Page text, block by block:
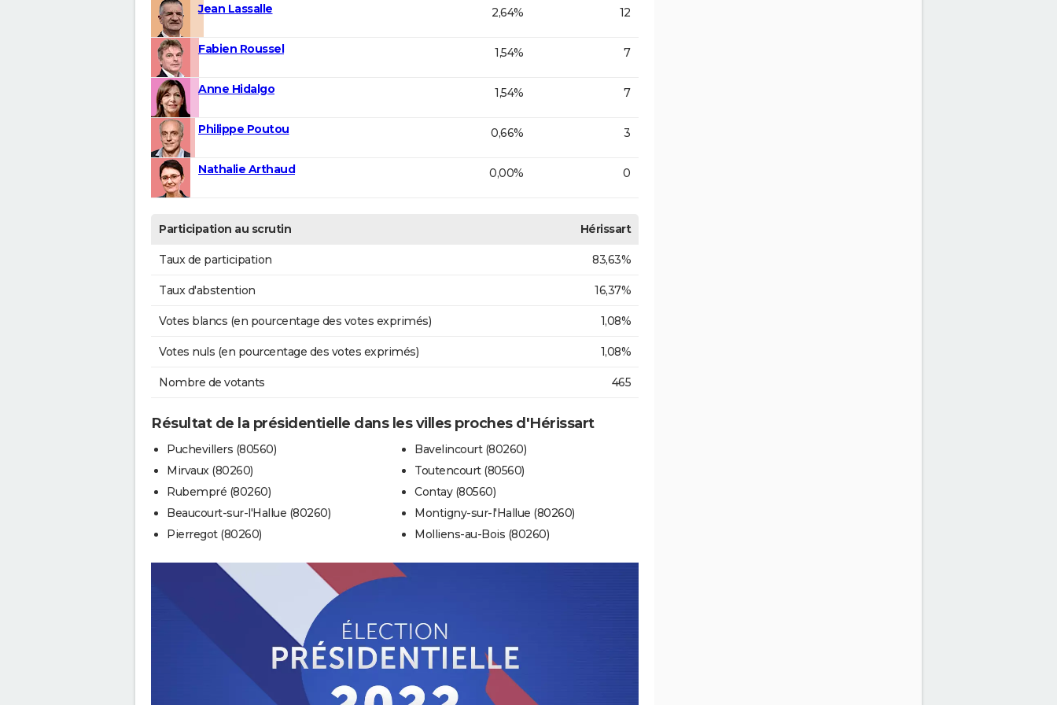
Jean Lassalle 2,64% 12
Fabien Roussel 1,54% 7
Anne Hidalgo 1,54% 7
Philippe Poutou 0,66% 3
Nathalie Arthaud 0,00% 0
Participation au scrutin Hérissart
Taux de participation 83,63%
Taux d'abstention 16,37%
Votes blancs (en pourcentage des votes exprimés) 1,08%
Votes nuls (en pourcentage des votes exprimés) 1,08%
Nombre de votants 465
Résultat de la présidentielle dans les villes proches d'Hérissart
Puchevillers (80560)
Mirvaux (80260)
Rubempré (80260)
Beaucourt-sur-l'Hallue (80260)
Pierregot (80260)
Bavelincourt (80260)
Toutencourt (80560)
Contay (80560)
Montigny-sur-l'Hallue (80260)
Molliens-au-Bois (80260)